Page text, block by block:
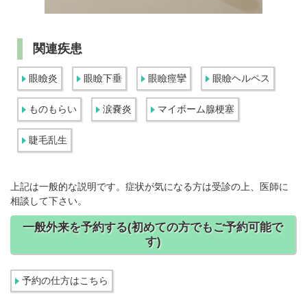
関連疾患
眼瞼炎 眼瞼下垂 眼瞼痙攣 眼瞼ヘルペス
ものもらい 涙嚢炎 マイボーム腺梗塞
睫毛乱生
上記は一般的な説明です。症状が気になる方は受診の上、医師に
相談して下さい。
一般外来を予約する(初めての方でもご予約可能で
す)
予約の仕方はこちら